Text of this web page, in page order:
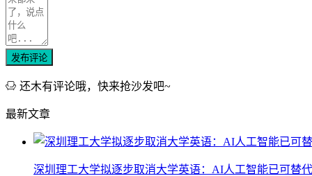
发布评论
还木有评论哦，快来抢沙发吧~
最新文章
深圳理工大学拟逐步取消大学英语：AI人工智能已可替代